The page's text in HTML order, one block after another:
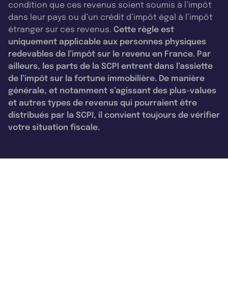
condition que ces revenus soient soumis à l’impôt
dans leur pays ou d’un crédit d’impôt égal à l’impôt
étranger sur ces revenus. Cette règle est
uniquement applicable aux personnes physiques
redevables de l’impôt sur le revenu en France. Par
ailleurs, les parts de la SCPI entrent dans l’assiette
de l’impôt sur la fortune immobilière. De manière
générale, et notamment s’agissant des plus-values
et autres types de revenus qui pourraient être
distribués par la SCPI, il convient toujours de vérifier
votre situation fiscale.